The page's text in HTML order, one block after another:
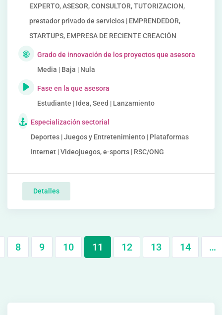
EXPERTO, ASESOR, CONSULTOR, TUTORIZACION,
prestador privado de servicios | EMPRENDEDOR,
STARTUPS, EMPRESA DE RECIENTE CREACIÓN
Grado de innovación de los proyectos que asesora
Media | Baja | Nula
Fase en la que asesora
Estudiante | Idea, Seed | Lanzamiento
Especialización sectorial
Deportes | Juegos y Entretenimiento | Plataformas
Internet | Videojuegos, e-sports | RSC/ONG
Detalles
8 9 10 11 12 13 14 …